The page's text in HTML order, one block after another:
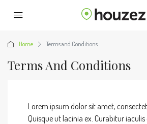
Home Terms and Conditions
Terms And Conditions
Lorem ipsum dolor sit amet,
Quisque ut lacinia ex. Curabitur